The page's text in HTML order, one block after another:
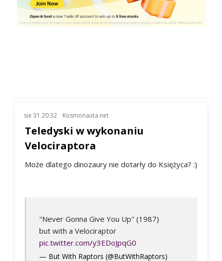
sie 31 20:32 Kosmonauta.net
Teledyski w wykonaniu
Velociraptora
Może dlatego dinozaury nie dotarły do Księżyca? :)
"Never Gonna Give You Up" (1987)
but with a Velociraptor
pic.twitter.com/y3EDoJpqG0